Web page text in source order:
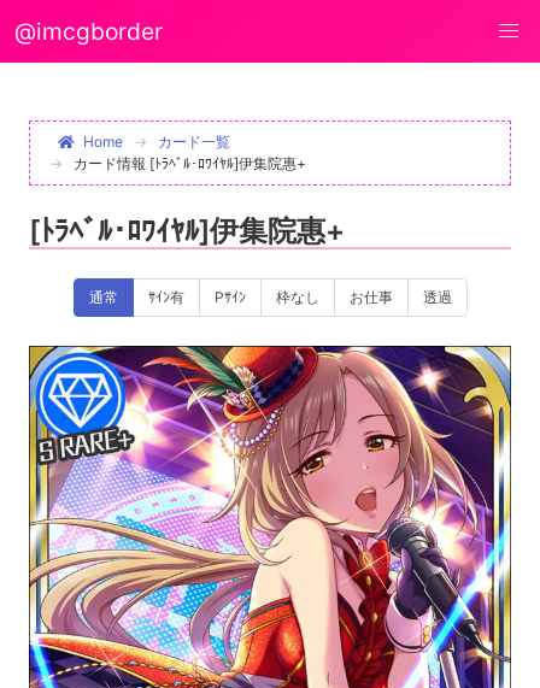
@imcgborder
Home
カード一覧
カード情報 [ﾄﾗﾍﾞﾙ･ﾛﾜｲﾔﾙ]伊集院惠+
[ﾄﾗﾍﾞﾙ･ﾛﾜｲﾔﾙ]伊集院惠+
通常 ｻｲﾝ有 Pｻｲﾝ 枠なし お仕事 透過